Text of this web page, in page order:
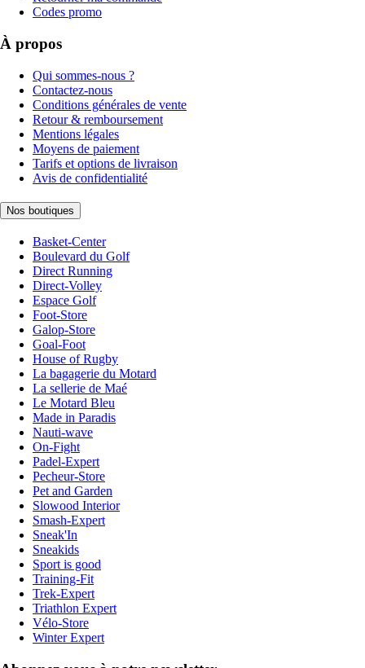
Codes promo
À propos
Qui sommes-nous ?
Contactez-nous
Conditions générales de vente
Retour & remboursement
Mentions légales
Moyens de paiement
Tarifs et options de livraison
Avis de confidentialité
Nos boutiques
Basket-Center
Boulevard du Golf
Direct Running
Direct-Volley
Espace Golf
Foot-Store
Galop-Store
Goal-Foot
House of Rugby
La bagagerie du Motard
La sellerie de Maé
Le Motard Bleu
Made in Paradis
Nauti-wave
On-Fight
Padel-Expert
Pecheur-Store
Pet and Garden
Slowood Interior
Smash-Expert
Sneak'In
Sneakids
Sport is good
Training-Fit
Trek-Expert
Triathlon Expert
Vélo-Store
Winter Expert